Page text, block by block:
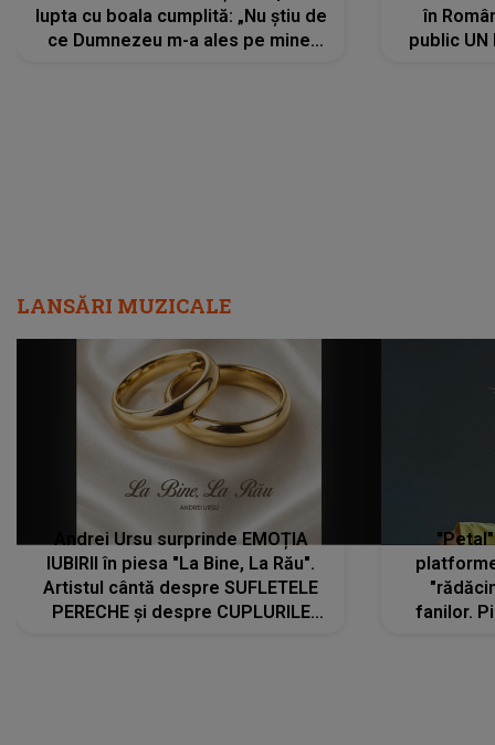
Andrei Ursu surprinde EMOȚIA
IUBIRII în piesa "La Bine, La Rău".
Artistul cântă despre SUFLETELE
PERECHE și despre CUPLURILE
care aleg să meargă împreună pe
același drum, INDIFERENT DE CE LE
REZERVĂ VIAȚA